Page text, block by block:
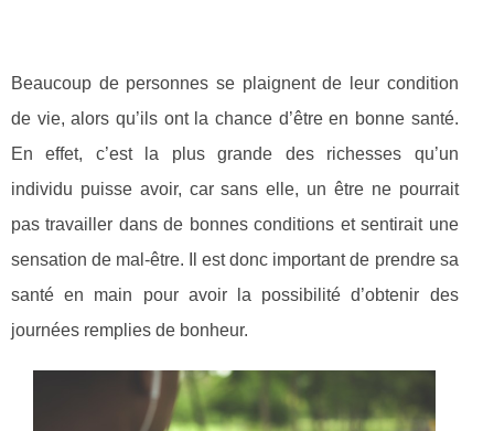
Beaucoup de personnes se plaignent de leur condition
de vie, alors qu’ils ont la chance d’être en bonne santé.
En effet, c’est la plus grande des richesses qu’un
individu puisse avoir, car sans elle, un être ne pourrait
pas travailler dans de bonnes conditions et sentirait une
sensation de mal-être. Il est donc important de prendre sa
santé en main pour avoir la possibilité d’obtenir des
journées remplies de bonheur.